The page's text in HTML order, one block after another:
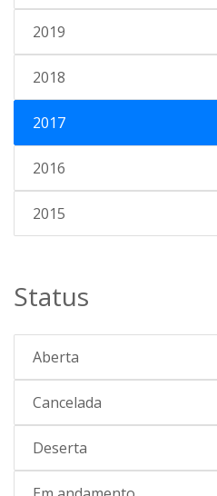
2019
2018
2017
2016
2015
Status
Aberta
Cancelada
Deserta